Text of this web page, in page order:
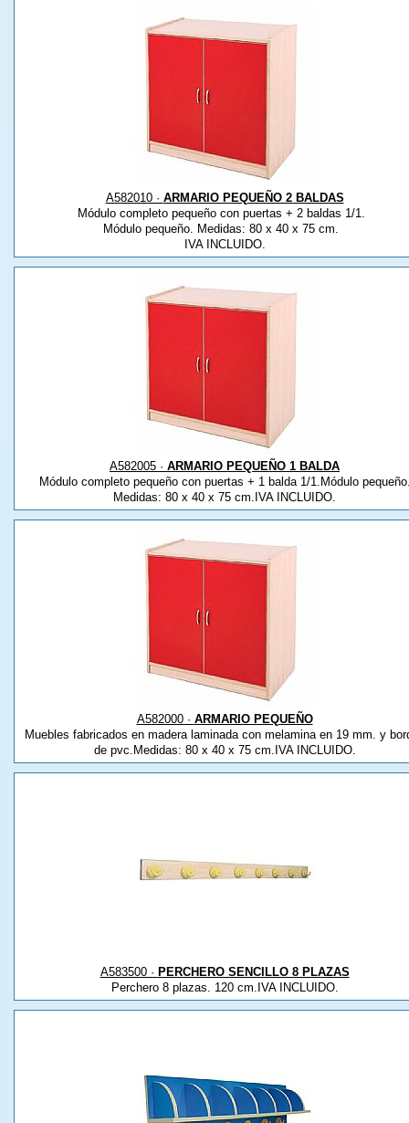
A582010 · ARMARIO PEQUEÑO 2 BALDAS
Módulo completo pequeño con puertas + 2 baldas 1/1.
Módulo pequeño. Medidas: 80 x 40 x 75 cm.
IVA INCLUIDO.
A582005 · ARMARIO PEQUEÑO 1 BALDA
Módulo completo pequeño con puertas + 1 balda 1/1.Módulo
Medidas: 80 x 40 x 75 cm.IVA INCLUIDO.
A582000 · ARMARIO PEQUEÑO
Muebles fabricados en madera laminada con melamina en 19 mm. y
de pvc.Medidas: 80 x 40 x 75 cm.IVA INCLUIDO.
A583500 · PERCHERO SENCILLO 8 PLAZAS
Perchero 8 plazas. 120 cm.IVA INCLUIDO.